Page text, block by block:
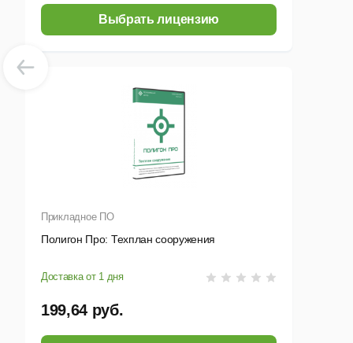
Выбрать лицензию
Прикладное ПО
Полигон Про: Техплан сооружения
Доставка от 1 дня
199,64 руб.